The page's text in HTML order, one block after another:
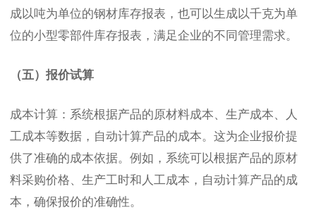
成以吨为单位的钢材库存报表，也可以生成以千克为单
位的小型零部件库存报表，满足企业的不同管理需求。
（五）报价试算
成本计算：系统根据产品的原材料成本、生产成本、人
工成本等数据，自动计算产品的成本。这为企业报价提
供了准确的成本依据。例如，系统可以根据产品的原材
料采购价格、生产工时和人工成本，自动计算产品的成
本，确保报价的准确性。